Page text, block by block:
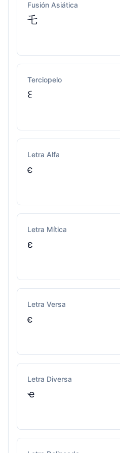
Fusión Asiática
乇
Terciopelo
ꏂ
Letra Alfa
є
Letra Mítica
ε
Letra Versa
є
Letra Diversa
ҽ